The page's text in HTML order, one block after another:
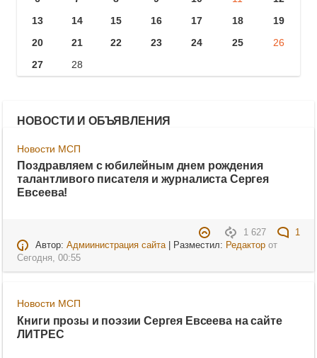
13
14 15 16 17 18
19
20
21 22 23 24 25
26
27
28
НОВОСТИ И ОБЪЯВЛЕНИЯ
Новости МСП
Поздравляем с юбилейным днем рождения
талантливого писателя и журналиста Сергея
Евсеева!
1 627
1
Автор: Адмиинистрация сайта| Разместил: Редакторот
Сегодня, 00:55
Новости МСП
Книги прозы и поэзии Сергея Евсеева на сайте
ЛИТРЕС